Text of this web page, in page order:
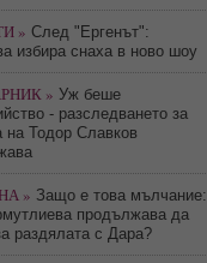
» След "Ергенът":
избира снаха в ново шоу
» Уж беше
- разследването за
на Тодор Славков
» Защо е това мълчание:
продължава да
раздялата с Дара?